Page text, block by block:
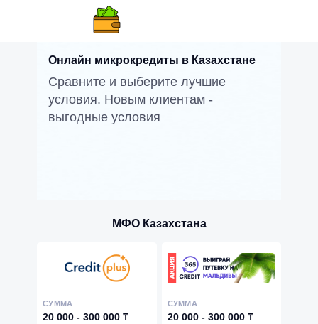
Онлайн микрокредиты в Казахстане
Сравните и выберите лучшие
условия. Новым клиентам -
выгодные условия
МФО Казахстана
СУММА
20 000 - 300 000 ₸
СУММА
20 000 - 300 000 ₸